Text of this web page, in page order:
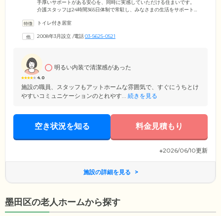
手厚いサポートがある安心を、同時に実感していただける住まいです。
介護スタッフは24時間365日体制で常駐し、みなさまの生活をサポート。
洗面台、暖房便座付水洗トイレ、浴室、ミニキッチン、収納、洗濯機ス
す。お食事は、管理栄養士や調理師が開発したメニューを、1日3食ご提
トイレ付き居室
2008年3月設立 /電話03-5625-0521
4.0
明るい内装で清潔感があった
施設の職員、スタッフもアットホームな雰囲気で、すぐにうちとけ
やすいコミュニケーションのとれやす... 続きを見る
空き状況を知る 料金見積もり
※2026/06/10更新
施設の詳細を見る
墨田区の老人ホームから探す